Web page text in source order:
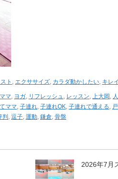
ト , エクササイズ, カラダ動かしたい, キレイ
ママ, ヨガ, リフレッシュ, レッスン, 上大岡 ,
ママ, 子連れ, 子連れOK, 子連れで通える,
判 , 逗子, 運動, 鎌倉, 骨盤
2026年7月